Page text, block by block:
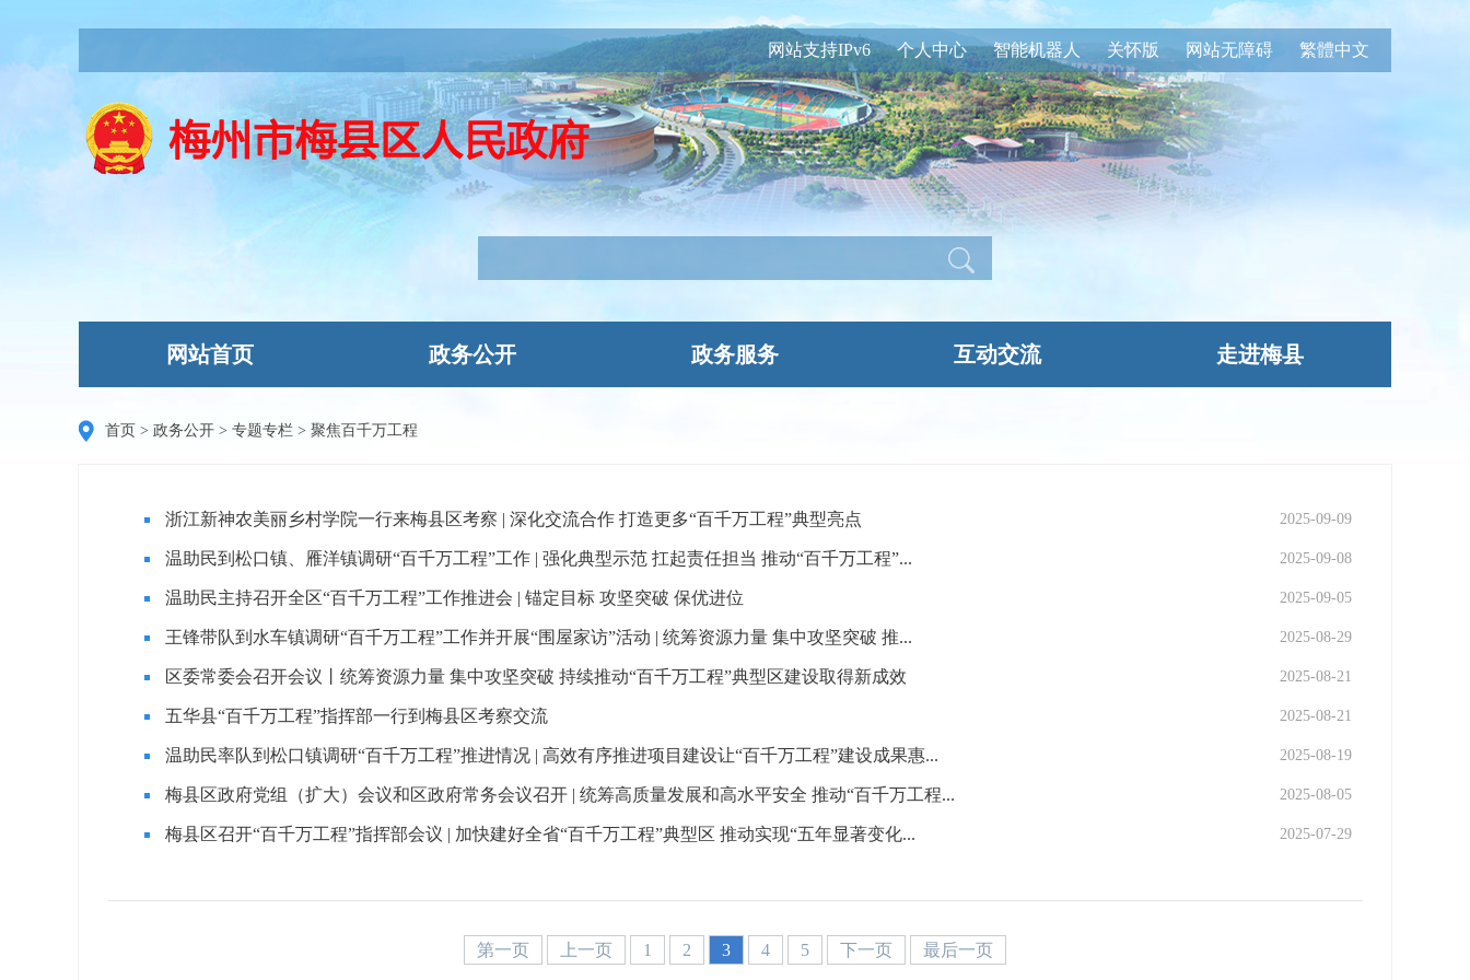
繁體中文
网站无障碍
关怀版
智能机器人
个人中心
网站支持IPv6
网站首页 政务公开 政务服务 互动交流 走进梅县
首页 > 政务公开 > 专题专栏 > 聚焦百千万工程
浙江新神农美丽乡村学院一行来梅县区考察 | 深化交流合作 打造更多“百千万工程”典型亮点 2025-09-09
温助民到松口镇、雁洋镇调研“百千万工程”工作 | 强化典型示范 扛起责任担当 推动“百千万工程”... 2025-09-08
温助民主持召开全区“百千万工程”工作推进会 | 锚定目标 攻坚突破 保优进位 2025-09-05
王锋带队到水车镇调研“百千万工程”工作并开展“围屋家访”活动 | 统筹资源力量 集中攻坚突破 推... 2025-08-29
区委常委会召开会议丨统筹资源力量 集中攻坚突破 持续推动“百千万工程”典型区建设取得新成效 2025-08-21
五华县“百千万工程”指挥部一行到梅县区考察交流 2025-08-21
温助民率队到松口镇调研“百千万工程”推进情况 | 高效有序推进项目建设让“百千万工程”建设成果惠... 2025-08-19
梅县区政府党组（扩大）会议和区政府常务会议召开 | 统筹高质量发展和高水平安全 推动“百千万工程... 2025-08-05
梅县区召开“百千万工程”指挥部会议 | 加快建好全省“百千万工程”典型区 推动实现“五年显著变化... 2025-07-29
第一页 上一页 1 2 3 4 5 下一页 最后一页